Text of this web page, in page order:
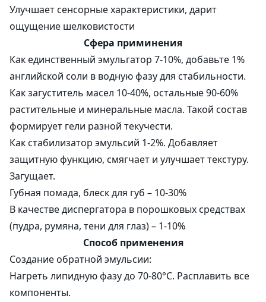
Улучшает сенсорные характеристики, дарит
ощущение шелковистости
Сфера приминения
Как единственный эмульгатор 7-10%, добавьте 1%
английской соли в водную фазу для стабильности.
Как загуститель масел 10-40%, остальные 90-60%
растительные и минеральные масла. Такой состав
формирует гели разной текучести.
Как стабилизатор эмульсий 1-2%. Добавляет
защитную функцию, смягчает и улучшает текстуру.
Загущает.
Губная помада, блеск для губ – 10-30%
В качестве диспергатора в порошковых средствах
(пудра, румяна, тени для глаз) – 1-10%
Способ применения
Создание обратной эмульсии:
Нагреть липидную фазу до 70-80°С. Расплавить все
компоненты.